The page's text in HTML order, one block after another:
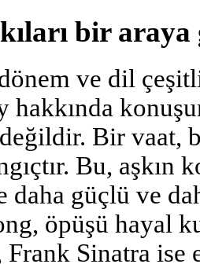
bir araya
ve dil
hakkında
Bir vaat,
Bu,
daha güçlü ve
öpüşü hayal
Frank Sinatra